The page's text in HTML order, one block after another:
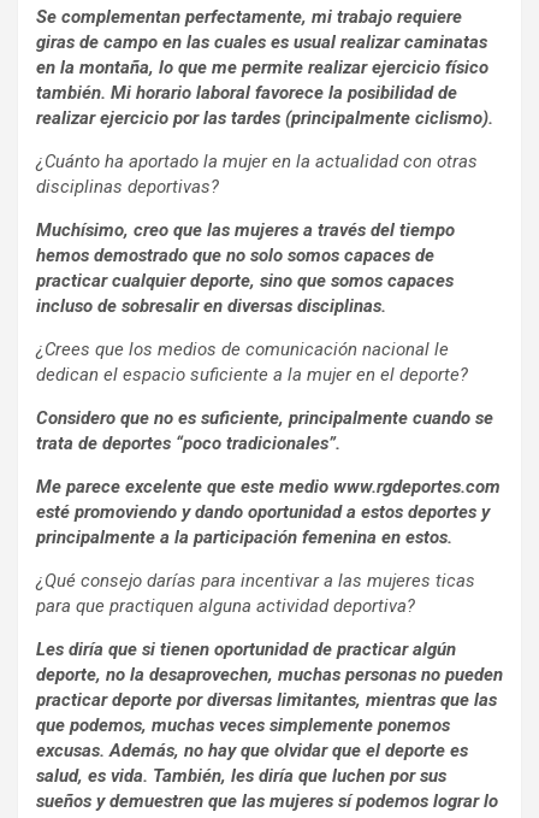
Se complementan perfectamente, mi trabajo requiere
giras de campo en las cuales es usual realizar caminatas
en la montaña, lo que me permite realizar ejercicio físico
también. Mi horario laboral favorece la posibilidad de
realizar ejercicio por las tardes (principalmente ciclismo).
¿Cuánto ha aportado la mujer en la actualidad con otras
disciplinas deportivas?
Muchísimo, creo que las mujeres a través del tiempo
hemos demostrado que no solo somos capaces de
practicar cualquier deporte, sino que somos capaces
incluso de sobresalir en diversas disciplinas.
¿Crees que los medios de comunicación nacional le
dedican el espacio suficiente a la mujer en el deporte?
Considero que no es suficiente, principalmente cuando se
trata de deportes “poco tradicionales”.
Me parece excelente que este medio www.rgdeportes.com
esté promoviendo y dando oportunidad a estos deportes y
principalmente a la participación femenina en estos.
¿Qué consejo darías para incentivar a las mujeres ticas
para que practiquen alguna actividad deportiva?
Les diría que si tienen oportunidad de practicar algún
deporte, no la desaprovechen, muchas personas no pueden
practicar deporte por diversas limitantes, mientras que las
que podemos, muchas veces simplemente ponemos
excusas. Además, no hay que olvidar que el deporte es
salud, es vida. También, les diría que luchen por sus
sueños y demuestren que las mujeres sí podemos lograr lo